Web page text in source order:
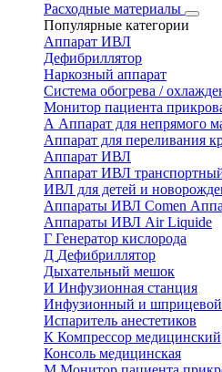
Расходные материалы
Популярные категории
Аппарат ИВЛ
Дефибриллятор
Наркозный аппарат
Система обогрева /
Монитор пациента
А Аппарат для непрямого
Аппарат для переливания
Аппарат ИВЛ
Аппарат ИВЛ
ИВЛ для детей и
Аппараты ИВЛ Comen
Аппараты ИВЛ Air Liquide
Г Генератор кислорода
Д Дефибриллятор
Дыхательный мешок
И Инфузионная станция
Инфузионный и шприцевой
Испаритель анестетиков
К Компрессор медицинский
Консоль медицинская